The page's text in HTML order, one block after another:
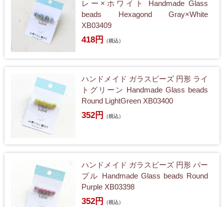
レー×ホワイト Handmade Glass
beads Hexagond Gray×White
XB03409
418円 （税込）
ハンドメイド ガラスビーズ 円形 ライ
トグリーン Handmade Glass beads
Round LightGreen XB03400
352円 （税込）
ハンドメイド ガラスビーズ 円形 パー
プル Handmade Glass beads Round
Purple XB03398
352円 （税込）